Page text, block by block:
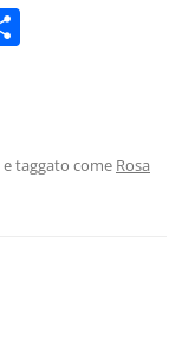
vi
e taggato come Rosa